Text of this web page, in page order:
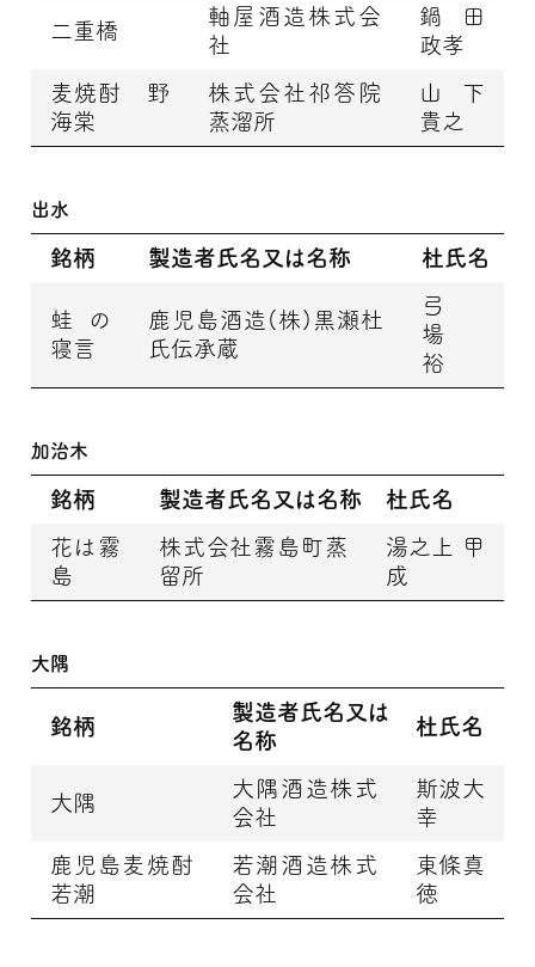
二重橋
軸屋酒造株式会
社
鍋田
政孝
麦焼酎 野
海棠
株式会社祁答院
蒸溜所
山下
貴之
出水
銘柄 製造者氏名又は名称 杜氏名
蛙の
寝言
鹿児島酒造(株)黒瀬杜
氏伝承蔵
弓
場
裕
加治木
銘柄 製造者氏名又は名称 杜氏名
花は霧
島
株式会社霧島町蒸
留所
湯之上 甲
成
大隅
銘柄
製造者氏名又は
名称
杜氏名
大隅
大隅酒造株式
会社
斯波大
幸
鹿児島麦焼酎
若潮
若潮酒造株式
会社
東條真
徳